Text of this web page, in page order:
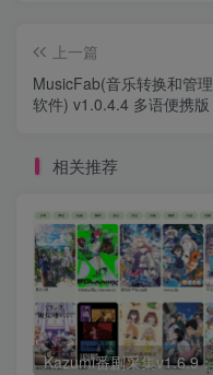
上一篇
MusicFab(音乐转换和管理
软件) v1.0.4.4 多语便携版
相关推荐